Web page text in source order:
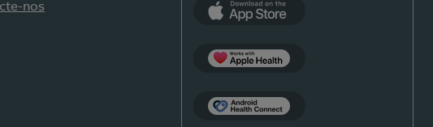
nos